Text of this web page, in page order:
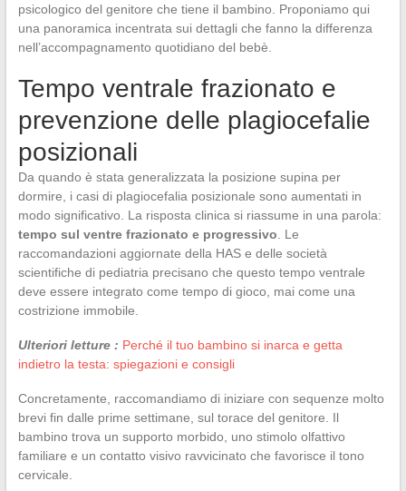
psicologico del genitore che tiene il bambino. Proponiamo qui
una panoramica incentrata sui dettagli che fanno la differenza
nell’accompagnamento quotidiano del bebè.
Tempo ventrale frazionato e
prevenzione delle plagiocefalie
posizionali
Da quando è stata generalizzata la posizione supina per
dormire, i casi di plagiocefalia posizionale sono aumentati in
modo significativo. La risposta clinica si riassume in una parola:
tempo sul ventre frazionato e progressivo . Le
raccomandazioni aggiornate della HAS e delle società
scientifiche di pediatria precisano che questo tempo ventrale
deve essere integrato come tempo di gioco, mai come una
costrizione immobile.
Ulteriori letture : Perché il tuo bambino si inarca e getta
indietro la testa: spiegazioni e consigli
Concretamente, raccomandiamo di iniziare con sequenze molto
brevi fin dalle prime settimane, sul torace del genitore. Il
bambino trova un supporto morbido, uno stimolo olfattivo
familiare e un contatto visivo ravvicinato che favorisce il tono
cervicale.